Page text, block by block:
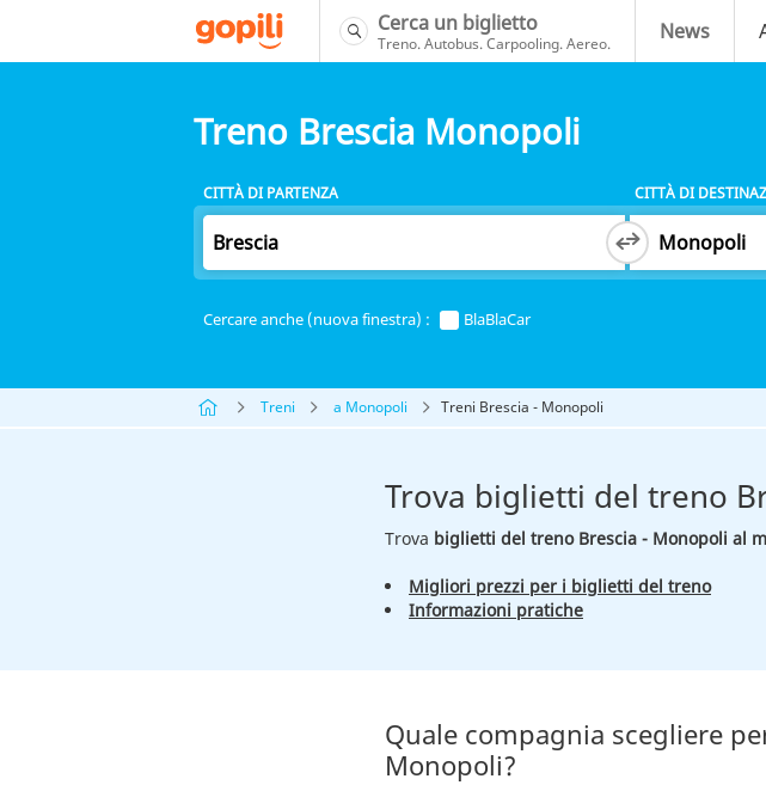
Cerca un biglietto
Treno. Autobus. Carpooling. Aereo. News
Treno Brescia Monopoli
CITTÀ DI PARTENZA CITTÀ DI
Cercare anche (nuova finestra) : BlaBlaCar
Treni a Monopoli Treni Brescia - Monopoli
Trova biglietti del treno
Trova biglietti del treno Brescia - Monopoli al
Migliori prezzi per i biglietti del treno
Informazioni pratiche
Quale compagnia scegliere
Monopoli?